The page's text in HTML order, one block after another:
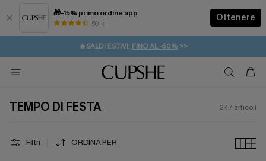
🎁-15% primo ordine app
50 k+
Ottenere
⚡️-15% SUGLI ESSENZIALI DA VACANZA | ACQUISTA
🔥SALDI ESTIVI: FINO AL -50%>>
🚚SPEDIZIONE GRATUITA DA 49€
💌REGALO PER I NUOVI: 20% DI SCONTO*
TEMPO DI FESTA 247 articoli
Filtri ORDINA PER